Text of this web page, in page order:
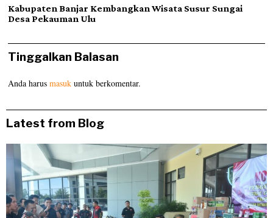
Kabupaten Banjar Kembangkan Wisata Susur Sungai
Desa Pekauman Ulu
Tinggalkan Balasan
Anda harusmasuk untuk berkomentar.
Latest from Blog